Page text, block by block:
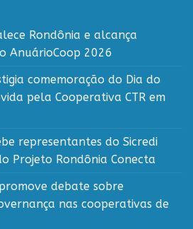
Rondônia e alcança
AnuárioCoop 2026
comemoração do Dia do
pela Cooperativa CTR em
representantes do Sicredi
Projeto Rondônia Conecta
promove debate sobre
nas cooperativas de